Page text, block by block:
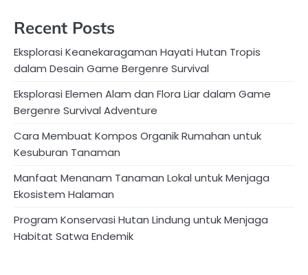
Recent Posts
Eksplorasi Keanekaragaman Hayati Hutan Tropis
dalam Desain Game Bergenre Survival
Eksplorasi Elemen Alam dan Flora Liar dalam Game
Bergenre Survival Adventure
Cara Membuat Kompos Organik Rumahan untuk
Kesuburan Tanaman
Manfaat Menanam Tanaman Lokal untuk Menjaga
Ekosistem Halaman
Program Konservasi Hutan Lindung untuk Menjaga
Habitat Satwa Endemik